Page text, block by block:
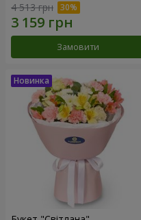
4 513 грн
Замовити